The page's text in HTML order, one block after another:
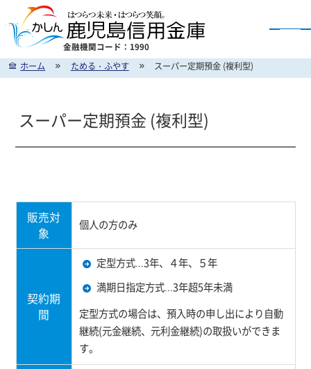
金融機関コード：1990
かしん インターネットバンキングのご案内
ホーム ためる・ふやす スーパー定期預金 (複利型)
スーパー定期預金 (複利型)
販売対
象
個人の方のみ
契約期
間
定型方式...3年、４年、５年
満期日指定方式...3年超5年未満
定型方式の場合は、預入時の申し出により自動
継続(元金継続、元利金継続)の取扱いができま
す。